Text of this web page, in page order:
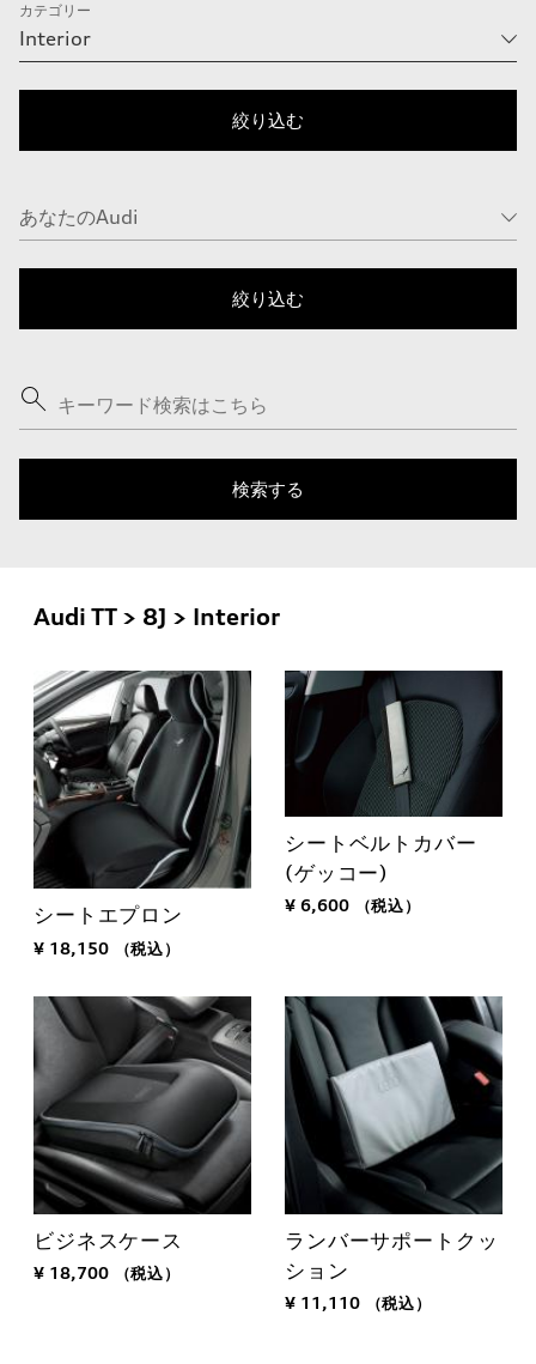
カテゴリー
Audi TT > 8J > Interior
シートエプロン
¥ 18,150 （税込）
シートベルトカバー
(ゲッコー)
¥ 6,600 （税込）
ビジネスケース
¥ 18,700 （税込）
ランバーサポートクッ
ション
¥ 11,110 （税込）